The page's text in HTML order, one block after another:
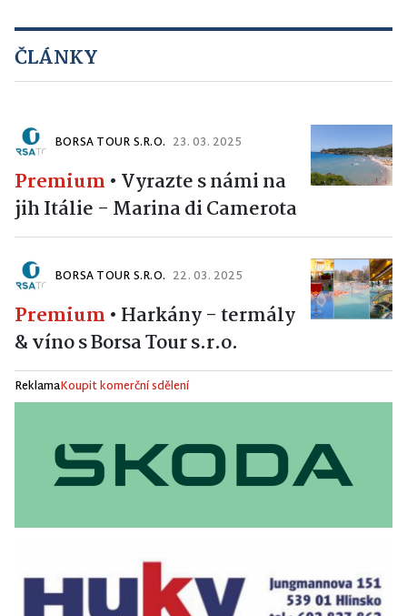
ČLÁNKY
BORSA TOUR S.R.O. 23. 03. 2025
Premium • Vyrazte s námi na
jih Itálie - Marina di Camerota
BORSA TOUR S.R.O. 22. 03. 2025
Premium • Harkány - termály
& víno s Borsa Tour s.r.o.
ReklamaKoupit komerční sdělení